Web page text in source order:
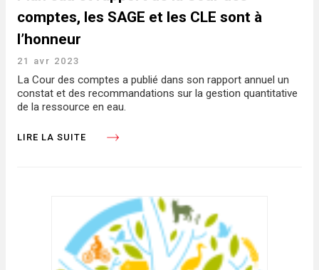
comptes, les SAGE et les CLE sont à
l’honneur
21 avr 2023
La Cour des comptes a publié dans son rapport annuel un
constat et des recommandations sur la gestion quantitative
de la ressource en eau.
LIRE LA SUITE